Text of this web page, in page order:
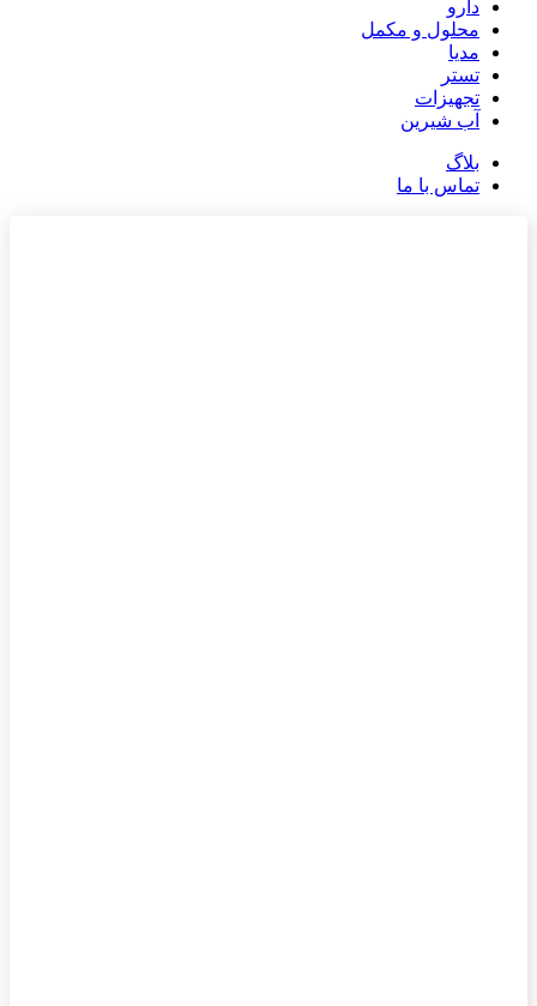
دارو
محلول و مکمل
مدیا
تستر
تجهیزات
آب شیرین
بلاگ
تماس با ما